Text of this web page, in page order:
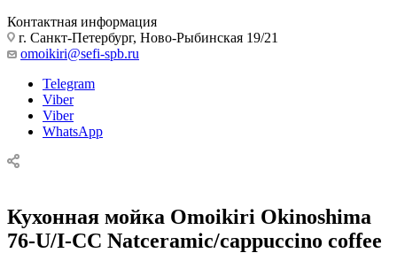
Контактная информация
г. Санкт-Петербург, Ново-Рыбинская 19/21
omoikiri@sefi-spb.ru
Telegram
Viber
Viber
WhatsApp
Кухонная мойка Omoikiri Okinoshima
76-U/I-CC Natceramic/cappuccino coffee